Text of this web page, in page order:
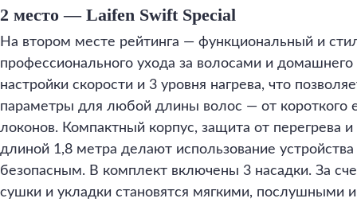
2 место — Laifen Swift Special
На втором месте рейтинга — функциональный и
профессионального ухода за волосами и домашнего
настройки скорости и 3 уровня нагрева, что
параметры для любой длины волос — от короткого
локонов. Компактный корпус, защита от перегрева
длиной 1,8 метра делают использование
безопасным. В комплект включены 3 насадки. За
сушки и укладки становятся мягкими, послушными